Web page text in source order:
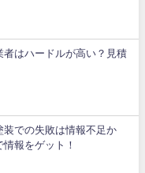
者はハードルが高い？見積
での失敗は情報不足か
報をゲット！